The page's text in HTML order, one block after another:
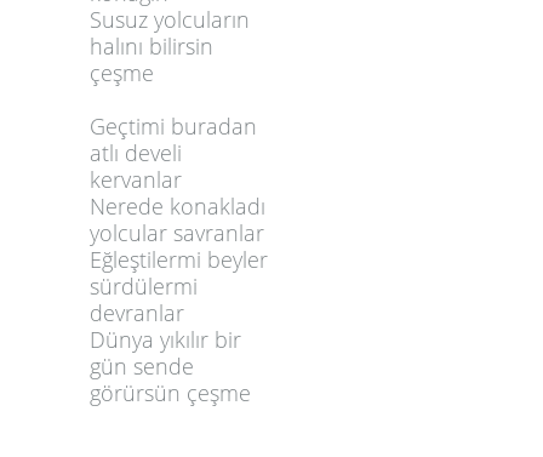
Susuz yolcuların
halını bilirsin
çeşme
Geçtimi buradan
atlı develi
kervanlar
Nerede konakladı
yolcular savranlar
Eğleştilermi beyler
sürdülermi
devranlar
Dünya yıkılır bir
gün sende
görürsün çeşme